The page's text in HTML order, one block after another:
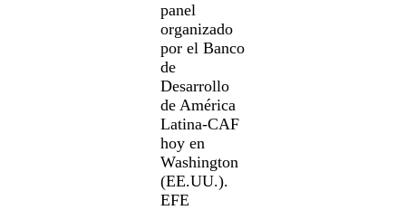
panel
organizado
por el Banco
de
Desarrollo
de América
Latina-CAF
hoy en
Washington
(EE.UU.).
EFE